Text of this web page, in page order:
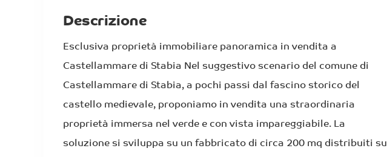
Descrizione
Esclusiva proprietà immobiliare panoramica in vendita a
Castellammare di Stabia Nel suggestivo scenario del comune di
Castellammare di Stabia, a pochi passi dal fascino storico del
castello medievale, proponiamo in vendita una straordinaria
proprietà immersa nel verde e con vista impareggiabile. La
soluzione si sviluppa su un fabbricato di circa 200 mq distribuiti su